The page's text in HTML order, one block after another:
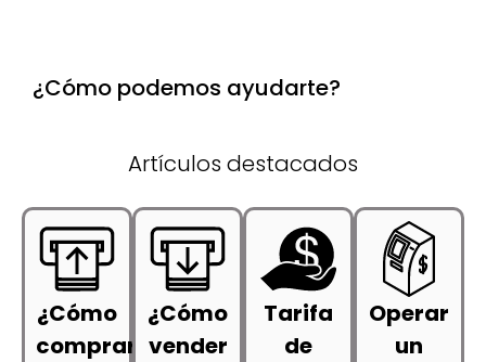
¿Cómo podemos ayudarte?
Artículos destacados
¿Cómo
comprar
¿Cómo
vender
Tarifa
de
Operar
un